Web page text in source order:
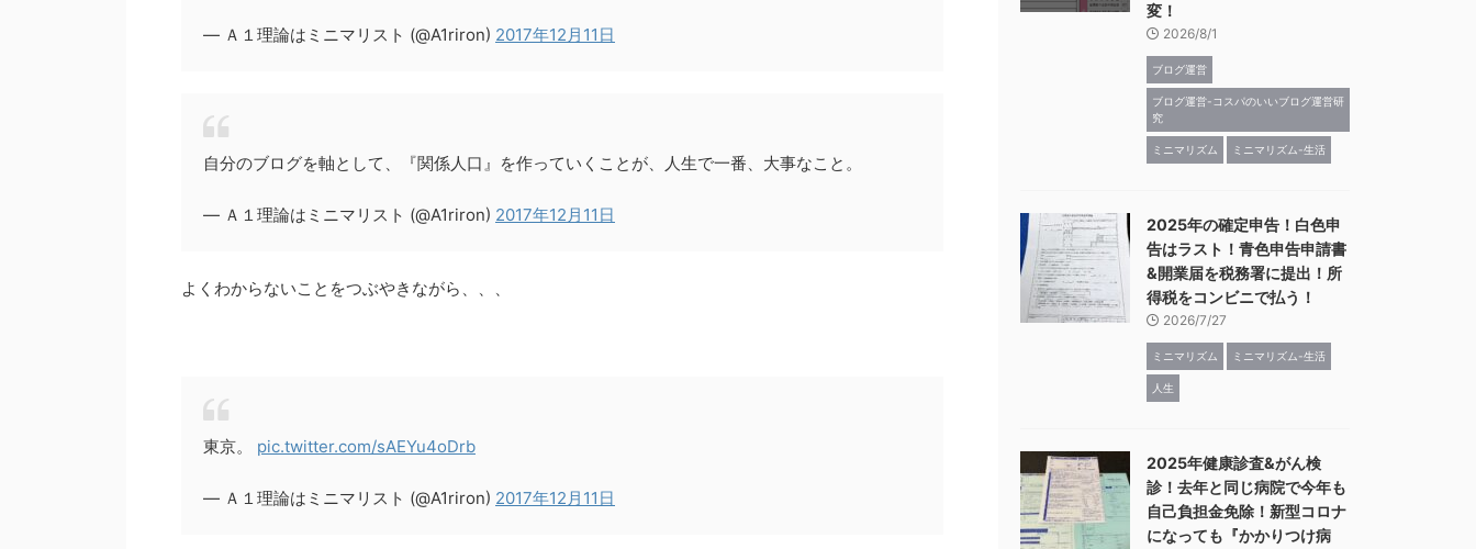
— Ａ１理論はミニマリスト (@A1riron) 2017年12月11日
自分のブログを軸として、『関係人口』を作っていくことが、人生で一番、大事なこと。
— Ａ１理論はミニマリスト (@A1riron) 2017年12月11日
よくわからないことをつぶやきながら、、、
東京。 pic.twitter.com/sAEYu4oDrb
— Ａ１理論はミニマリスト (@A1riron) 2017年12月11日
変！
2026/8/1
ブログ運営
ブログ運営-コスパのいいブログ運営研
究
ミニマリズム ミニマリズム-生活
2025年の確定申告！白色申
告はラスト！青色申告申請書
&開業届を税務署に提出！所
得税をコンビニで払う！
2026/7/27
ミニマリズム ミニマリズム-生活
人生
2025年健康診査&がん検
診！去年と同じ病院で今年も
自己負担金免除！新型コロナ
になっても『かかりつけ病